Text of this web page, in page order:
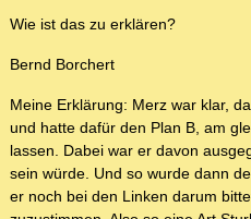
Wie ist das zu erklären?
Bernd Borchert
Meine Erklärung: Merz war klar,
und hatte dafür den Plan B, am
lassen. Dabei war er davon
sein würde. Und so wurde dann
er noch bei den Linken darum